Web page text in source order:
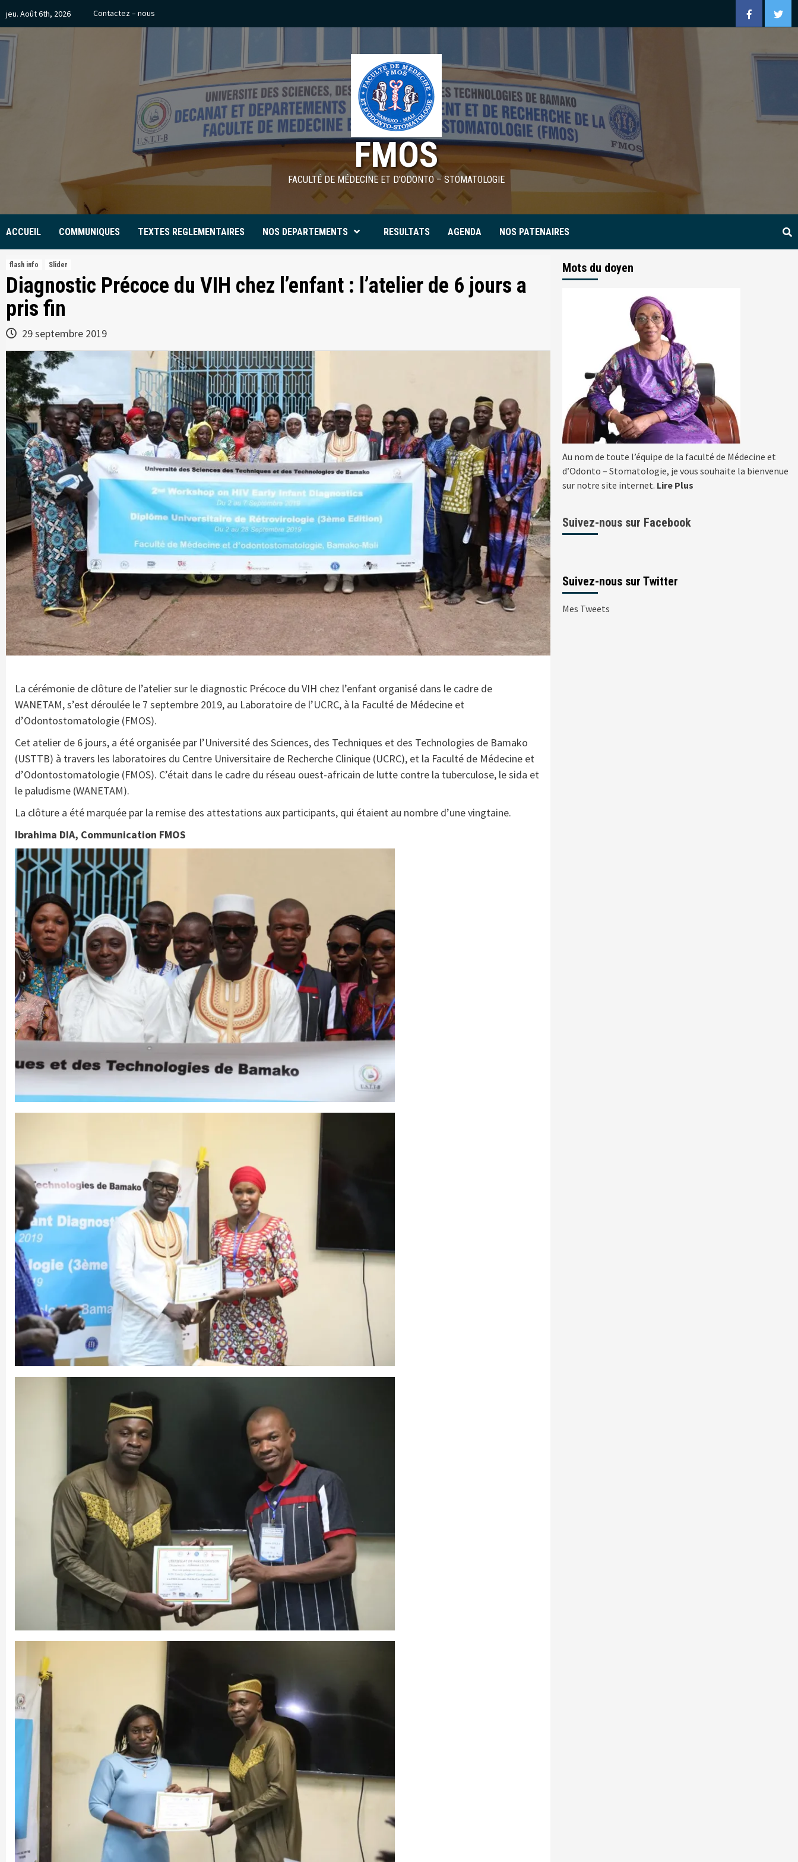
to
content
jeu. Août 6th, 2026 Contactez – nous Facebook
FMOS
FACULTÉ DE MÉDECINE ET D'ODONTO – STOMATOLOGIE
ACCUEIL COMMUNIQUES TEXTES REGLEMENTAIRES NOS DEPARTEMENTS RESULTATS AGENDA NOS PATENAIRES
flash info Slider
Diagnostic Précoce du VIH chez l’enfant : l’atelier de 6 jours a
pris fin
29 septembre 2019
La cérémonie de clôture de l’atelier sur le diagnostic Précoce du VIH chez l’enfant organisé dans le cadre de
WANETAM, s’est déroulée le 7 septembre 2019, au Laboratoire de l’UCRC, à la Faculté de Médecine et
d’Odontostomatologie (FMOS).
Cet atelier de 6 jours, a été organisée par l’Université des Sciences, des Techniques et des Technologies de Bamako
(USTTB) à travers les laboratoires du Centre Universitaire de Recherche Clinique (UCRC), et la Faculté de Médecine et
d’Odontostomatologie (FMOS). C’était dans le cadre du réseau ouest-africain de lutte contre la tuberculose, le sida et
le paludisme (WANETAM).
La clôture a été marquée par la remise des attestations aux participants, qui étaient au nombre d’une vingtaine.
Ibrahima DIA, Communication FMOS
Mots du doyen
Au nom de toute l’équipe de la faculté de Médecine et
d’Odonto – Stomatologie, je vous souhaite la bienvenue
sur notre site internet. Lire Plus
Suivez-nous sur Facebook
Suivez-nous sur Twitter
Mes Tweets